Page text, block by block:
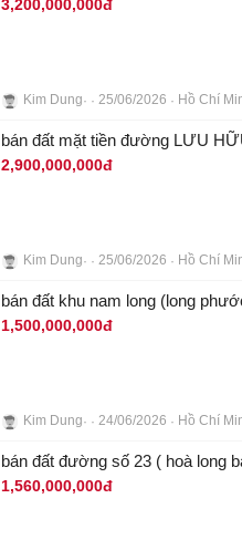
3,200,000,000đ
Kim Dung 25/06/2026 Hồ Chí
bán đất mặt tiền đường LƯU
2,900,000,000đ
Kim Dung 25/06/2026 Hồ Chí
bán đất khu nam long (long
1,500,000,000đ
Kim Dung 24/06/2026 Hồ Chí
bán đất đường số 23 ( hoà long
1,560,000,000đ